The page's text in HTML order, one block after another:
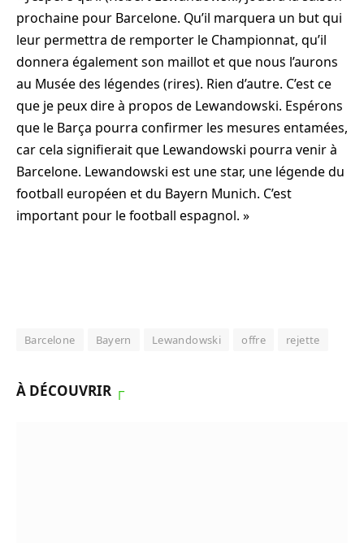
prochaine pour Barcelone. Qu’il marquera un but qui
leur permettra de remporter le Championnat, qu’il
donnera également son maillot et que nous l’aurons
au Musée des légendes (rires). Rien d’autre. C’est ce
que je peux dire à propos de Lewandowski. Espérons
que le Barça pourra confirmer les mesures entamées,
car cela signifierait que Lewandowski pourra venir à
Barcelone. Lewandowski est une star, une légende du
football européen et du Bayern Munich. C’est
important pour le football espagnol. »
Barcelone Bayern Lewandowski offre rejette
À DÉCOUVRIR ┌